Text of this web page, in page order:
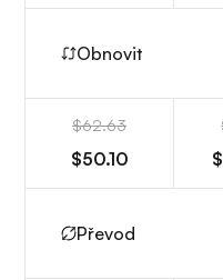
Obnovit
$62.63
$50.10
Převod